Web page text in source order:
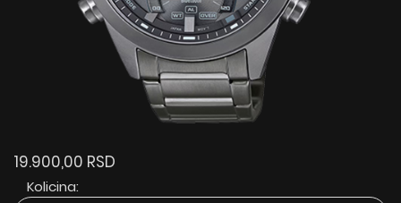
19.900,00 RSD
Kolicina: